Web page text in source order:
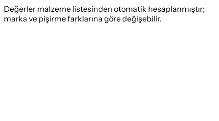
Değerler malzeme listesinden otomatik hesaplanmıştır;
marka ve pişirme farklarına göre değişebilir.